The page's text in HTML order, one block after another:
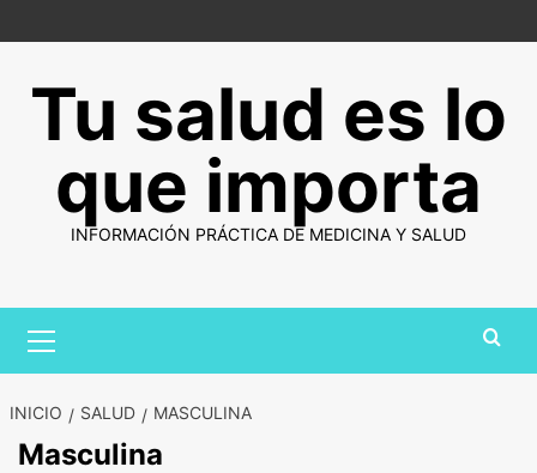
al
Tu salud es lo
que importa
INFORMACIÓN PRÁCTICA DE MEDICINA Y SALUD
primario
INICIO SALUD MASCULINA
Masculina